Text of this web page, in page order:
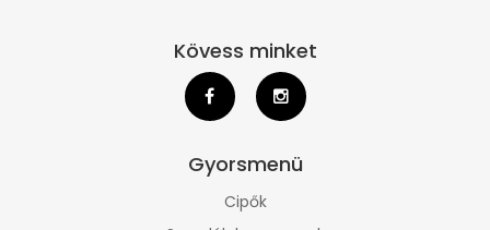
Kövess minket
Gyorsmenü
Cipők